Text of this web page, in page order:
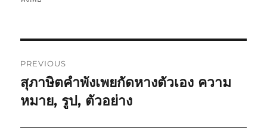
PREVIOUS
สุภาษิตคำพังเพยกัดหางตัวเอง ความ
หมาย, รูป, ตัวอย่าง